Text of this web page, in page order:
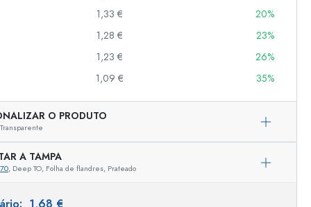
Representação exemplar
1,33 €
20%
1,28 €
23%
1,23 €
26%
1,09 € 35%
O PRODUTO
Transparente
A TAMPA
, Deep TO, Folha de flandres, Prateado